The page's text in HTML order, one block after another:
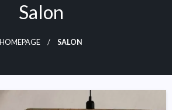
Salon
HOMEPAGE SALON